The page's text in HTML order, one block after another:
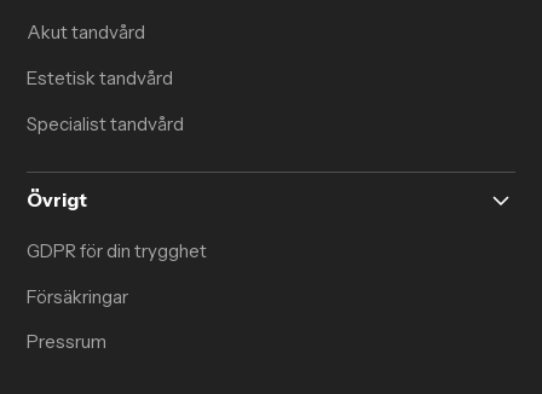
Akut tandvård
Estetisk tandvård
Specialist tandvård
Övrigt
GDPR för din trygghet
Försäkringar
Pressrum